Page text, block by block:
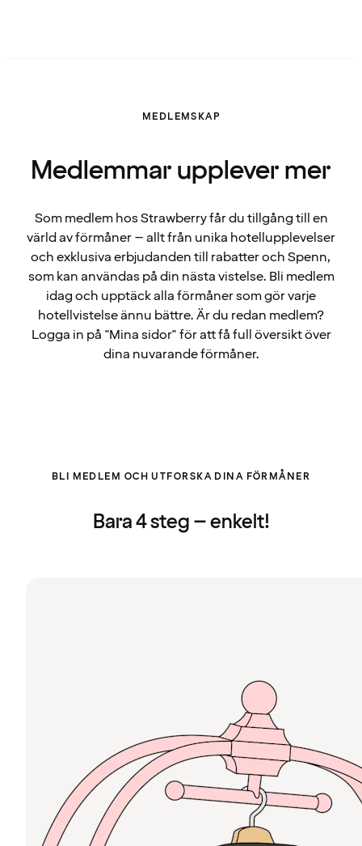
MEDLEMSKAP
Medlemmar upplever mer
Som medlem hos Strawberry får du tillgång till en
värld av förmåner – allt från unika hotellupplevelser
och exklusiva erbjudanden till rabatter och Spenn,
som kan användas på din nästa vistelse. Bli medlem
idag och upptäck alla förmåner som gör varje
hotellvistelse ännu bättre. Är du redan medlem?
Logga in på "Mina sidor" för att få full översikt över
dina nuvarande förmåner.
BLI MEDLEM OCH UTFORSKA DINA FÖRMÅNER
Bara 4 steg – enkelt!